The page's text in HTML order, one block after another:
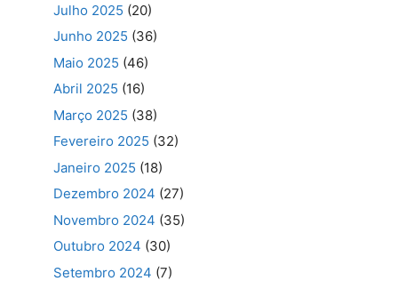
Julho 2025 (20)
Junho 2025 (36)
Maio 2025 (46)
Abril 2025 (16)
Março 2025 (38)
Fevereiro 2025 (32)
Janeiro 2025 (18)
Dezembro 2024 (27)
Novembro 2024 (35)
Outubro 2024 (30)
Setembro 2024 (7)